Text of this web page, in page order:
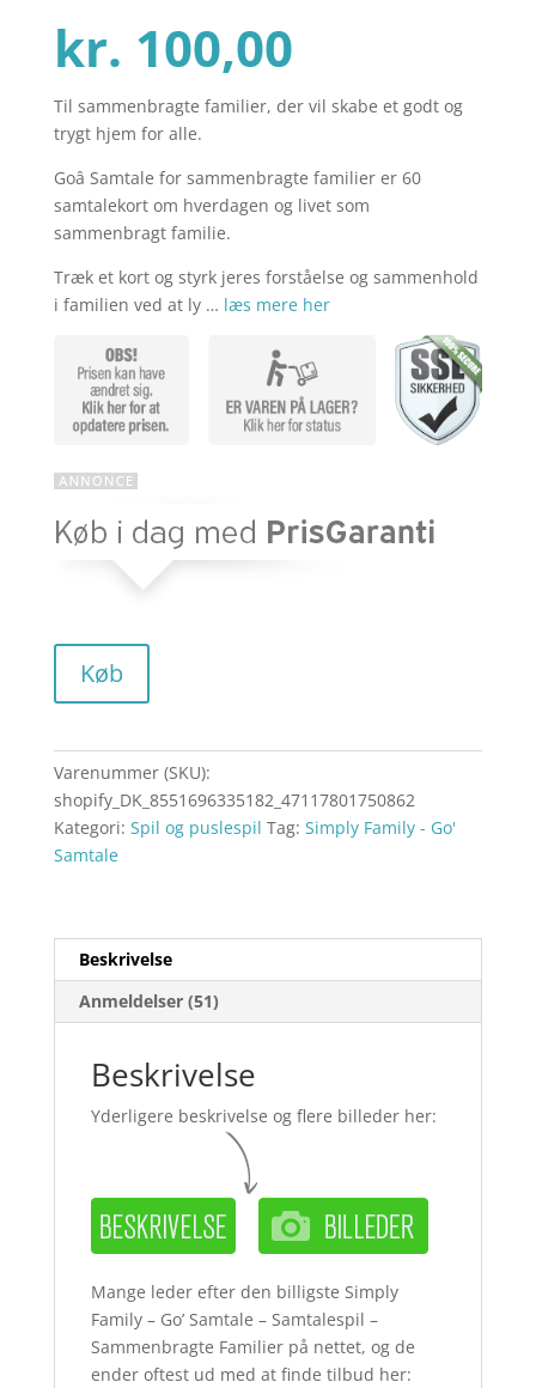
pris
var:
kr.
kr. 100,00Den
aktuelle
pris
er:
kr.
Til sammenbragte familier, der vil skabe et godt og
trygt hjem for alle.
Goâ Samtale for sammenbragte familier er 60
samtalekort om hverdagen og livet som
sammenbragt familie.
Træk et kort og styrk jeres forståelse og sammenhold
i familien ved at ly … læs mere her
Køb
Varenummer (SKU):
shopify_DK_8551696335182_47117801750862
Kategori: Spil og puslespil Tag: Simply Family - Go'
Samtale
Beskrivelse
Anmeldelser (51)
Beskrivelse
Yderligere beskrivelse og flere billeder her:
Mange leder efter den billigste Simply
Family – Go’ Samtale – Samtalespil –
Sammenbragte Familier på nettet, og de
ender oftest ud med at finde tilbud her: